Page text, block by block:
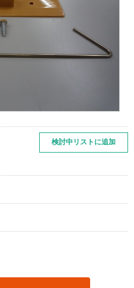
検討中リストに追加